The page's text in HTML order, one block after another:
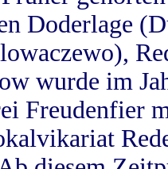
Doderlage
wurde im
Freudenfier